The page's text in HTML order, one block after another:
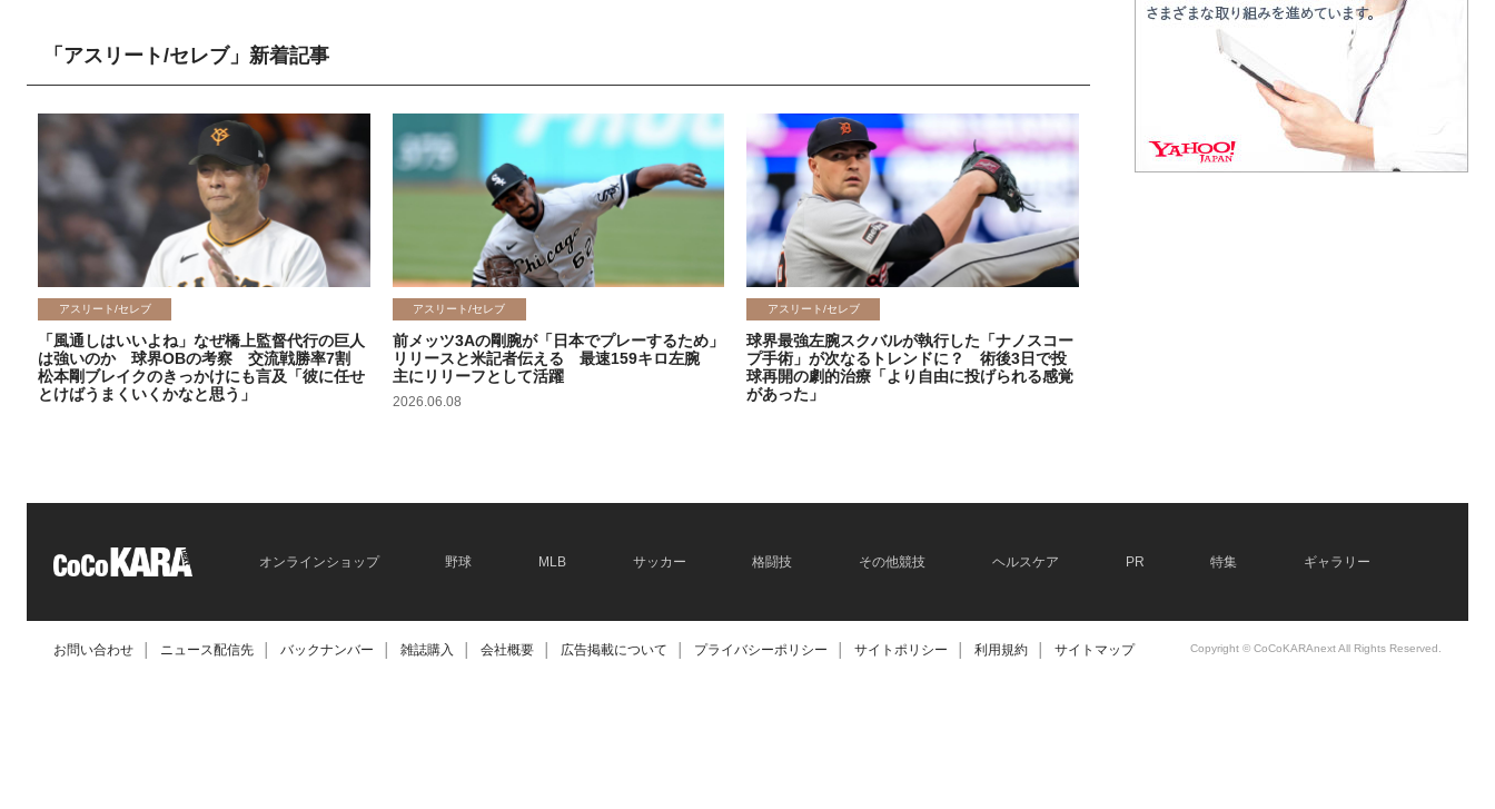
「アスリート/セレブ」新着記事
アスリート/セレブ
「風通しはいいよね」なぜ橋上監督代行の巨人
は強いのか 球界OBの考察 交流戦勝率7割
松本剛ブレイクのきっかけにも言及「彼に任せ
とけばうまくいくかなと思う」
アスリート/セレブ
前メッツ3Aの剛腕が「日本でプレーするため」
リリースと米記者伝える 最速159キロ左腕
主にリリーフとして活躍
2026.06.08
アスリート/セレブ
球界最強左腕スクバルが執行した「ナノスコー
プ手術」が次なるトレンドに？ 術後3日で投
球再開の劇的治療「より自由に投げられる感覚
があった」
オンラインショップ 野球 MLB サッカー 格闘技 その他競技 ヘルスケア PR 特集 ギャラリー
お問い合わせ ニュース配信先 バックナンバー 雑誌購入 会社概要 広告掲載について プライバシーポリシー サイトポリシー 利用規約 サイトマップ Copyright © CoCoKARAnext All Rights Reserved.